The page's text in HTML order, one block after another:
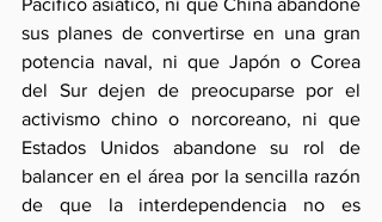
Pacífico asiático, ni que China abandone
sus planes de convertirse en una gran
potencia naval, ni que Japón o Corea
del Sur dejen de preocuparse por el
activismo chino o norcoreano, ni que
Estados Unidos abandone su rol de
balancer en el área por la sencilla razón
de que la interdependencia no es